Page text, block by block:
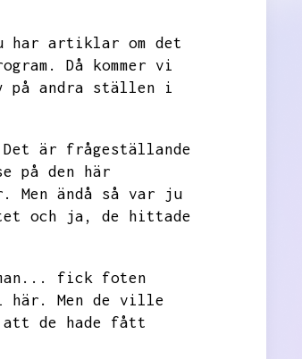
artiklar om det
Då kommer vi
på andra ställen i
Det är frågeställande
på den här
Men ändå så var ju
och ja,
de hittade
fick foten
här.
Men de ville
att de hade fått